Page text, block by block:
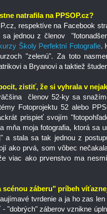
natrafila na PPSOP.cz?
respektíve na Facebook
sa jednou z členov
Školy Perfektní Fotografie.
"zelenú". Za toto
a Bryanovi a taktiež
zistiť, že si vyhrala v
členov 52-ky sa
Fotoprojektu 52 alebo
prispieť svojím
mňa moja fotografia, ktorá sa
a stala sa tak jednou z
ako prvá, som vôbec
viac ako prvenstvo ma
scénou záberu" príbeh
tvrdenie a ja ho zas
"dobrých" záberov vznikne